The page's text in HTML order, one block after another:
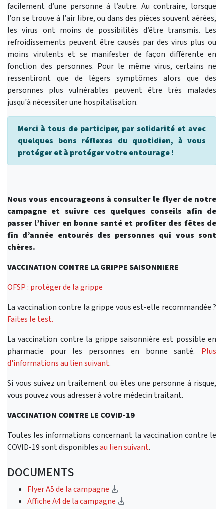
facilement d’une personne à l’autre. Au contraire, lorsque
l’on se trouve à l’air libre, ou dans des pièces souvent aérées,
les virus ont moins de possibilités d’être transmis. Les
refroidissements peuvent être causés par des virus plus ou
moins virulents et se manifester de façon différente en
fonction des personnes. Pour le même virus, certains ne
ressentiront que de légers symptômes alors que des
personnes plus vulnérables peuvent être très malades
jusqu'à nécessiter une hospitalisation.
Merci à tous de participer, par solidarité et avec
quelques bons réflexes du quotidien, à vous
protéger et à protéger votre entourage !
Nous vous encourageons à consulter le flyer de notre
campagne et suivre ces quelques conseils afin de
passer l’hiver en bonne santé et profiter des fêtes de
fin d’année entourés des personnes qui vous sont
chères.
VACCINATION CONTRE LA GRIPPE SAISONNIERE
OFSP : protéger de la grippe
La vaccination contre la grippe vous est-elle recommandée ?
Faites le test.
La vaccination contre la grippe saisonnière est possible en
pharmacie pour les personnes en bonne santé. Plus
d'informations au lien suivant.
Si vous suivez un traitement ou êtes une personne à risque,
vous pouvez vous adresser à votre médecin traitant.
VACCINATION CONTRE LE COVID-19
Toutes les informations concernant la vaccination contre le
COVID-19 sont disponiblesau lien suivant.
DOCUMENTS
Flyer A5 de la campagne
Affiche A4 de la campagne